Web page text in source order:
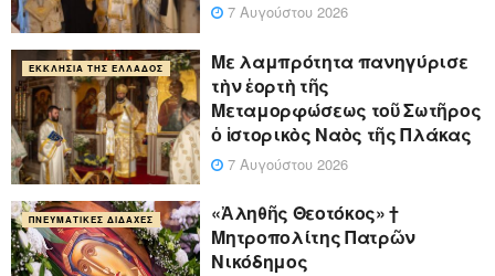
7 Αυγούστου 2026
ΕΚΚΛΗΣΊΑ ΤΗΣ ΕΛΛΆΔΟΣ
Με λαμπρότητα πανηγύρισε
τὴν ἑορτὴ τῆς
Μεταμορφώσεως τοῦ Σωτῆρος
ὁ ἱστορικὸς Ναὸς τῆς Πλάκας
7 Αυγούστου 2026
ΠΝΕΥΜΑΤΙΚΈΣ ΔΙΔΑΧΈΣ
«Ἀληθῆς Θεοτόκος» †
Μητροπολίτης Πατρῶν
Νικόδημος